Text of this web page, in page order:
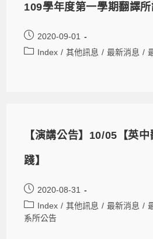
109學年度第一學期翻譯
2020-09-01
Index / 其他訊息 / 最新消息 /
【演講公告】10/05【英
踐】
2020-08-31
Index / 其他訊息 / 最新消息 /
系所公告